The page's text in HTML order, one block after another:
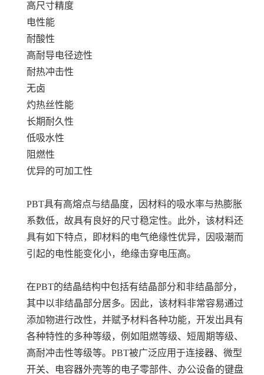
高尺寸精度
电性能
耐酸性
高耐导电径迹性
耐热冲击性
无卤
灼热丝性能
长期耐久性
低吸水性
阻燃性
优异的可加工性
PBT具有高熔点与结晶度，因材料的吸水率与热膨胀
系数低，故具有良好的尺寸稳定性。此外，该材料还
具有如下特点，即材料的电气绝缘性优异，因吸潮而
引起的电性能变化小，绝缘击穿电压高。
在PBT的结晶结构中包括有结晶部分和非结晶部分，
其中以非结晶部分居多。因此，该材料非常容易通过
添加物进行改性，并赋予材料各种功能，开发出具有
各种特性的多种等级，例如阻燃等级、短周期等级、
高耐冲击性等级等。PBT被广泛应用于连接器、微型
开关、电容器外壳等的电子零部件、办公设备的键盘